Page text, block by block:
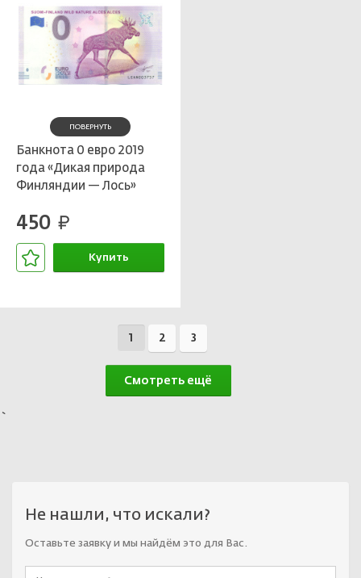
ПОВЕРНУТЬ
Банкнота 0 евро 2019
года «Дикая природа
Финляндии — Лось»
450 руб.
Купить
1 2 3
Смотреть ещё
Не нашли, что искали?
Оставьте заявку и мы найдём это для Вас.